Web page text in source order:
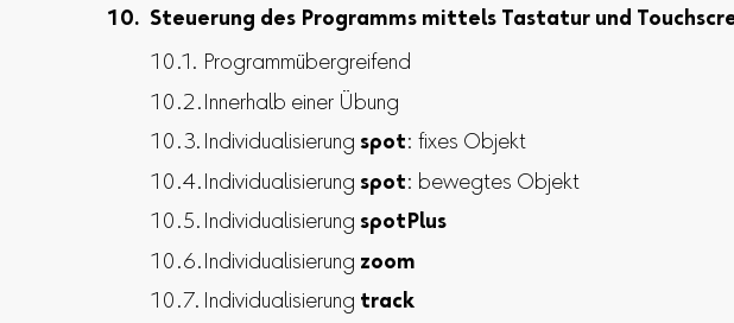
Steuerung des Programms mittels Tastatur und
Programmübergreifend
Innerhalb einer Übung
Individualisierung spot: fixes Objekt
Individualisierung spot: bewegtes Objekt
Individualisierung spotPlus
Individualisierung zoom
Individualisierung track